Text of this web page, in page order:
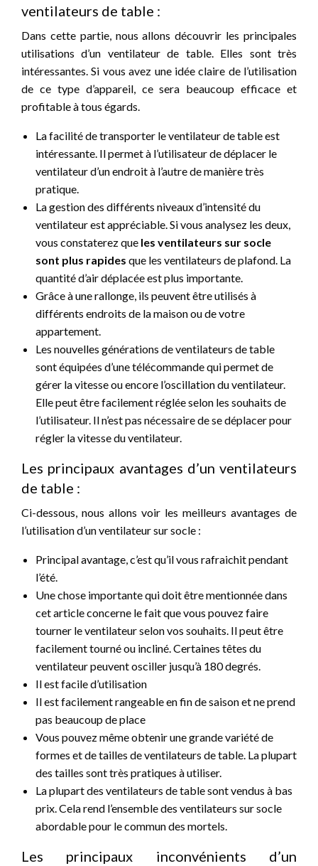
ventilateurs de table :
Dans cette partie, nous allons découvrir les principales
utilisations d’un ventilateur de table. Elles sont très
intéressantes. Si vous avez une idée claire de l’utilisation
de ce type d’appareil, ce sera beaucoup efficace et
profitable à tous égards.
La facilité de transporter le ventilateur de table est
intéressante. Il permet à l’utilisateur de déplacer le
ventilateur d’un endroit à l’autre de manière très
pratique.
La gestion des différents niveaux d’intensité du
ventilateur est appréciable. Si vous analysez les deux,
vous constaterez que les ventilateurs sur socle
sont plus rapides que les ventilateurs de plafond. La
quantité d’air déplacée est plus importante.
Grâce à une rallonge, ils peuvent être utilisés à
différents endroits de la maison ou de votre
appartement.
Les nouvelles générations de ventilateurs de table
sont équipées d’une télécommande qui permet de
gérer la vitesse ou encore l’oscillation du ventilateur.
Elle peut être facilement réglée selon les souhaits de
l’utilisateur. Il n’est pas nécessaire de se déplacer pour
régler la vitesse du ventilateur.
Les principaux avantages d’un ventilateurs
de table :
Ci-dessous, nous allons voir les meilleurs avantages de
l’utilisation d’un ventilateur sur socle :
Principal avantage, c’est qu’il vous rafraichit pendant
l’été.
Une chose importante qui doit être mentionnée dans
cet article concerne le fait que vous pouvez faire
tourner le ventilateur selon vos souhaits. Il peut être
facilement tourné ou incliné. Certaines têtes du
ventilateur peuvent osciller jusqu’à 180 degrés.
Il est facile d’utilisation
Il est facilement rangeable en fin de saison et ne prend
pas beaucoup de place
Vous pouvez même obtenir une grande variété de
formes et de tailles de ventilateurs de table. La plupart
des tailles sont très pratiques à utiliser.
La plupart des ventilateurs de table sont vendus à bas
prix. Cela rend l’ensemble des ventilateurs sur socle
abordable pour le commun des mortels.
Les principaux inconvénients d’un